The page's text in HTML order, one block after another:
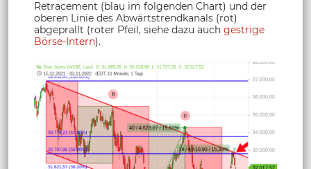
Retracement (blau im folgenden Chart) und der
oberen Linie des Abwärtstrendkanals (rot)
abgeprallt (roter Pfeil, siehe dazu auch gestrige
Börse-Intern).